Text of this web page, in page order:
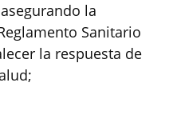
la
Sanitario
la respuesta de